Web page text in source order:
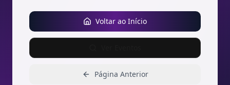
Voltar ao Início
Página Anterior